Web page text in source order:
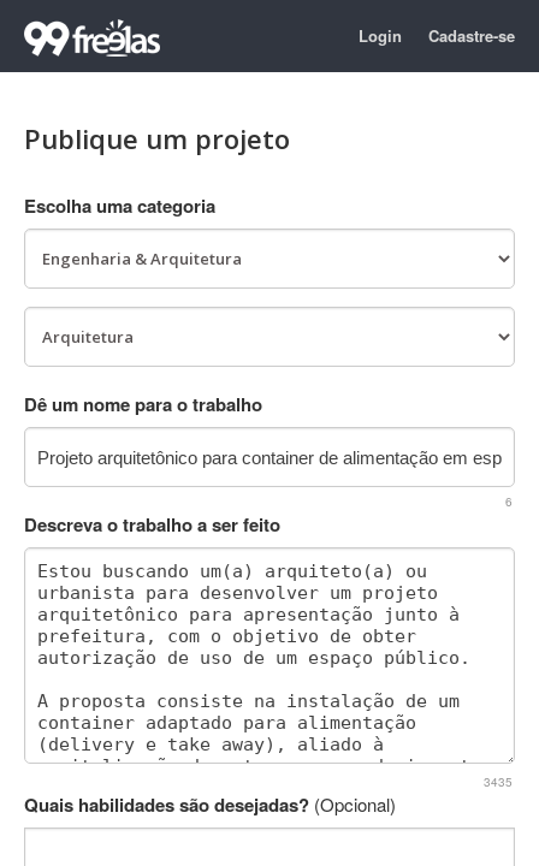
Login Cadastre-se
Publique um projeto
Escolha uma categoria
Dê um nome para o trabalho
6
Descreva o trabalho a ser feito
3435
Quais habilidades são desejadas? (Opcional)